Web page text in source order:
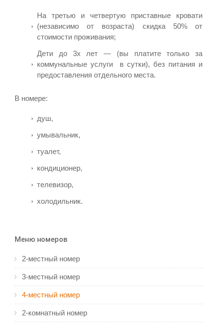
На третью и четвертую приставные кровати
(независимо от возраста) скидка 50% от
стоимости проживания;
Дети до 3х лет — (вы платите только за
коммунальные услуги в сутки), без питания и
предоставления отдельного места.
В номере:
душ,
умывальник,
туалет,
кондиционер,
телевизор,
холодильник.
Меню номеров
2-местный номер
3-местный номер
4-местный номер
2-комнатный номер